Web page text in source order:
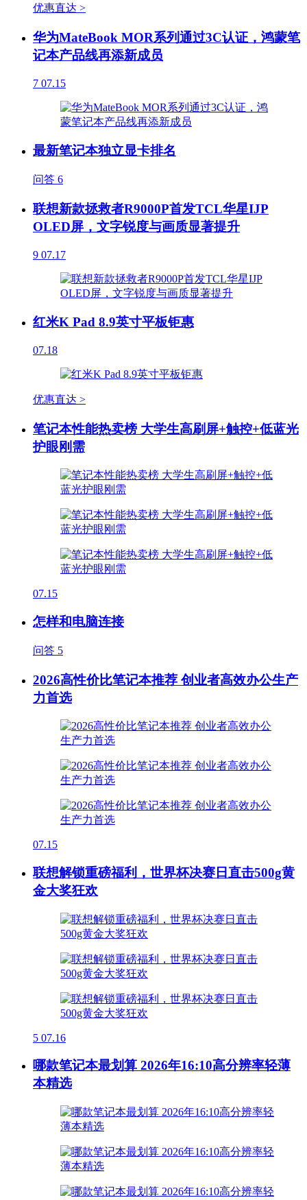
优惠直达 >
华为MateBook MOR系列通过3C认证，鸿蒙笔
记本产品线再添新成员
7 07.15
最新笔记本独立显卡排名
问答 6
联想新款拯救者R9000P首发TCL华星IJP
OLED屏，文字锐度与画质显著提升
9 07.17
红米K Pad 8.9英寸平板钜惠
07.18
优惠直达 >
笔记本性能热卖榜 大学生高刷屏+触控+低蓝光
护眼刚需
07.15
怎样和电脑连接
问答 5
2026高性价比笔记本推荐 创业者高效办公生产
力首选
07.15
联想解锁重磅福利，世界杯决赛日直击500g黄
金大奖狂欢
5 07.16
哪款笔记本最划算 2026年16:10高分辨率轻薄
本精选